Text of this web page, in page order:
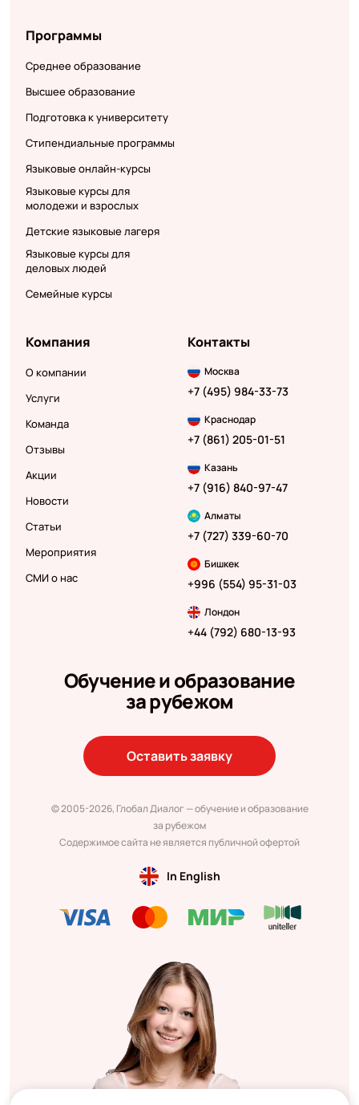
Программы
Среднее образование
Высшее образование
Подготовка к университету
Стипендиальные программы
Языковые онлайн-курсы
Языковые курсы для
молодежи и взрослых
Детские языковые лагеря
Языковые курсы для
деловых людей
Семейные курсы
Компания
О компании
Услуги
Команда
Отзывы
Акции
Новости
Статьи
Мероприятия
СМИ о нас
Контакты
Москва
+7 (495) 984-33-73
Краснодар
+7 (861) 205-01-51
Казань
+7 (916) 840-97-47
Алматы
+7 (727) 339-60-70
Бишкек
+996 (554) 95-31-03
Лондон
+44 (792) 680-13-93
Обучение и образование
за рубежом
Оставить заявку
© 2005-2026, Глобал Диалог — обучение и образование
за рубежом
Содержимое сайта не является публичной офертой
In English